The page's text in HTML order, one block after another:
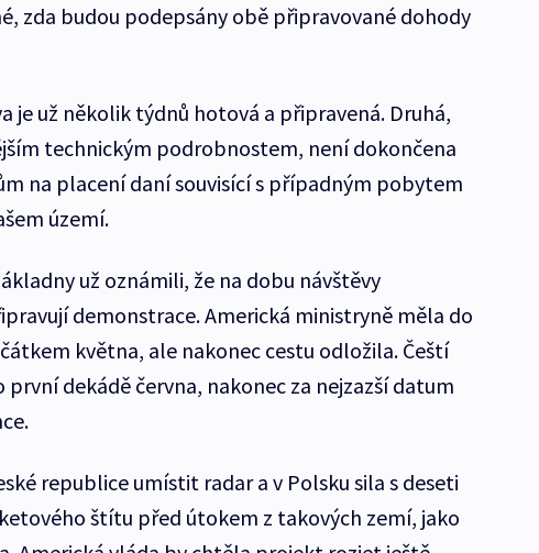
zda budou podepsány obě připravované dohody
je už několik týdnů hotová a připravená. Druhá,
technickým podrobnostem, není dokončena
na placení daní souvisící s případným pobytem
území.
už oznámili, že na dobu návštěvy
demonstrace. Americká ministryně měla do
května, ale nakonec cestu odložila. Čeští
dekádě června, nakonec za nejzazší datum
republice umístit radar a v Polsku sila s deseti
štítu před útokem z takových zemí, jako